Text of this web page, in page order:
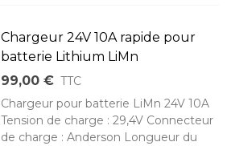
Chargeur 24V 10A rapide pour
batterie Lithium LiMn
99,00 € TTC
Chargeur pour batterie LiMn 24V 10A
Tension de charge : 29,4V Connecteur
de charge : Anderson Longueur du